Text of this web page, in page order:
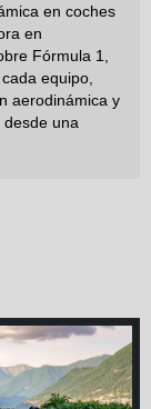
en coches
en
Fórmula 1,
equipo,
aerodinámica y
una